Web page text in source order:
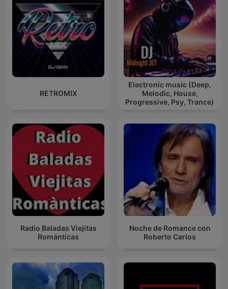
RETROMIX
Electronic music (Deep,
Melodic, House,
Progressive, Psy, Trance)
Radio Baladas Viejitas
Románticas
Noche de Romance con
Roberto Carlos